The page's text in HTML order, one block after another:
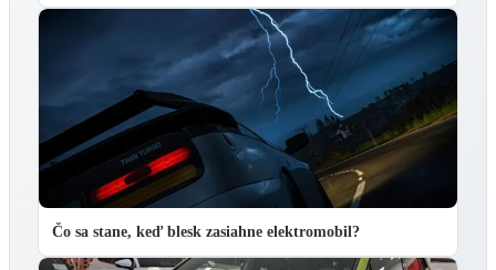
Čo sa stane, keď blesk zasiahne elektromobil?